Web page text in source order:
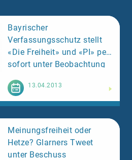
Bayrischer
Verfassungsschutz stellt
«Die Freiheit» und «PI» per
sofort unter Beobachtung
13.04.2013
Meinungsfreiheit oder
Hetze? Glarners Tweet
unter Beschuss